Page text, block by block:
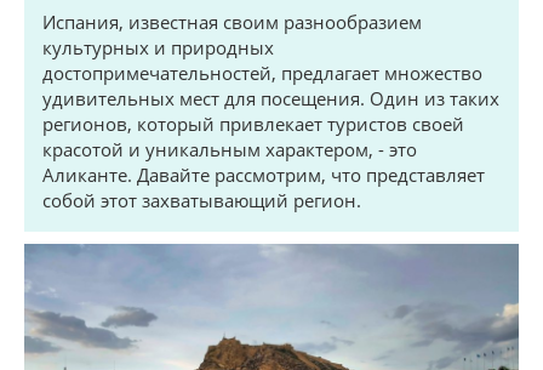
КОМАРКИ (РАЙОНЫ)
РЕЦЕПТЫ
ПРЕДЛОЖЕНИЯ
СТАТЬИ
УСЛУГИ
Испания, известная своим разнообразием
культурных и природных
достопримечательностей, предлагает множество
удивительных мест для посещения. Один из таких
регионов, который привлекает туристов своей
красотой и уникальным характером, - это
Аликанте. Давайте рассмотрим, что представляет
собой этот захватывающий регион.